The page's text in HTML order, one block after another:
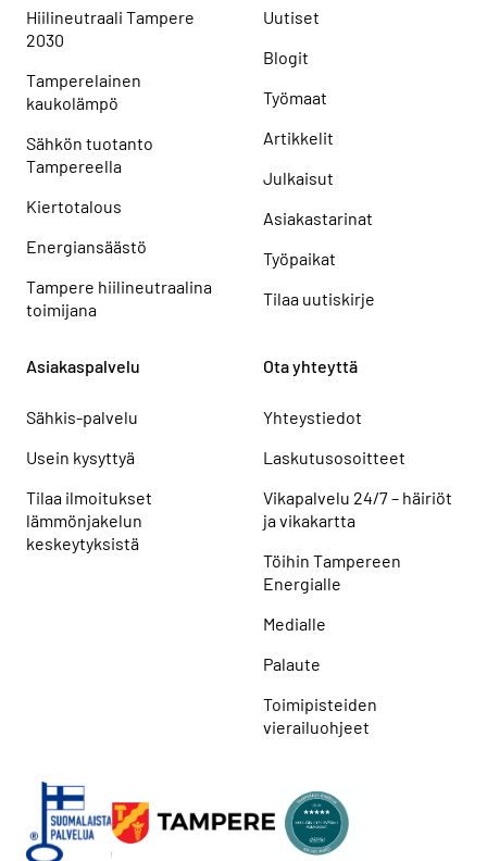
Hiilineutraali Tampere
2030
Tamperelainen
kaukolämpö
Sähkön tuotanto
Tampereella
Kiertotalous
Energiansäästö
Tampere hiilineutraalina
toimijana
Uutiset
Blogit
Työmaat
Artikkelit
Julkaisut
Asiakastarinat
Työpaikat
Tilaa uutiskirje
Asiakaspalvelu
Sähkis-palvelu
Usein kysyttyä
Tilaa ilmoitukset
lämmönjakelun
keskeytyksistä
Ota yhteyttä
Yhteystiedot
Laskutusosoitteet
Vikapalvelu 24/7 – häiriöt
ja vikakartta
Töihin Tampereen
Energialle
Medialle
Palaute
Toimipisteiden
vierailuohjeet